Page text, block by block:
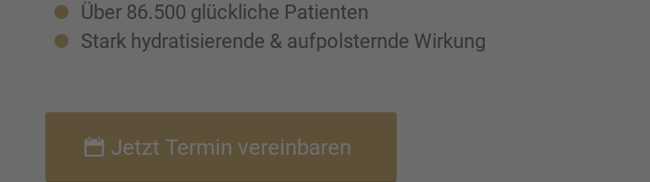
Über 86.500 glück­li­che Patien­ten
Stark hydra­ti­sie­rende & aufpols­ternde Wirkung
Jetzt Termin verein­ba­ren